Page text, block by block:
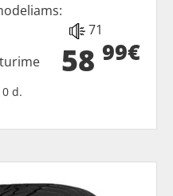
71
58 99€
d.